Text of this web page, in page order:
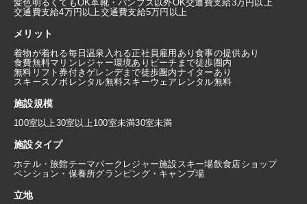
髪色明るくてもOK革靴・パンプス以外OK交通費支給3万円以上
交通費支給4万円以上交通費支給5万円以上
メリット
着物が着れる毎日温泉入れる正社員雇用あり食事の提供あり
食費無料マリンレジャー環境あり ビーチまで徒歩圏内
無料リフト券付きゲレンデまで徒歩圏内ナイターあり
スキースノボレンタル無料スキーウェアレンタル無料
施設規模
100室以上30室以上100室未満30室未満
施設タイプ
ホテル・旅館テーマパーク レジャー施設スキー場飲食店ショップ
ペンション・保養所グランピング・キャンプ場
立地